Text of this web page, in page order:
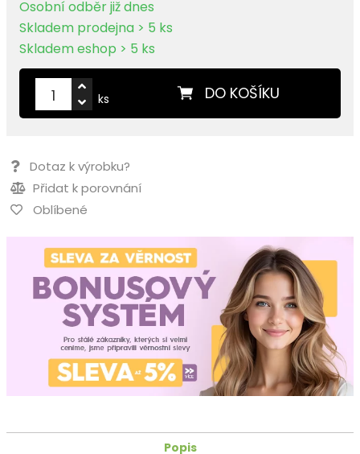
Osobní odběr již dnes
Skladem prodejna > 5 ks
Skladem eshop > 5 ks
DO KOŠÍKU
ks
Dotaz k výrobku?
Přidat k porovnání
Oblíbené
Popis